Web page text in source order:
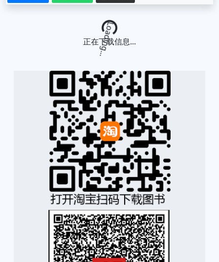
Loading...
正在下载信息...